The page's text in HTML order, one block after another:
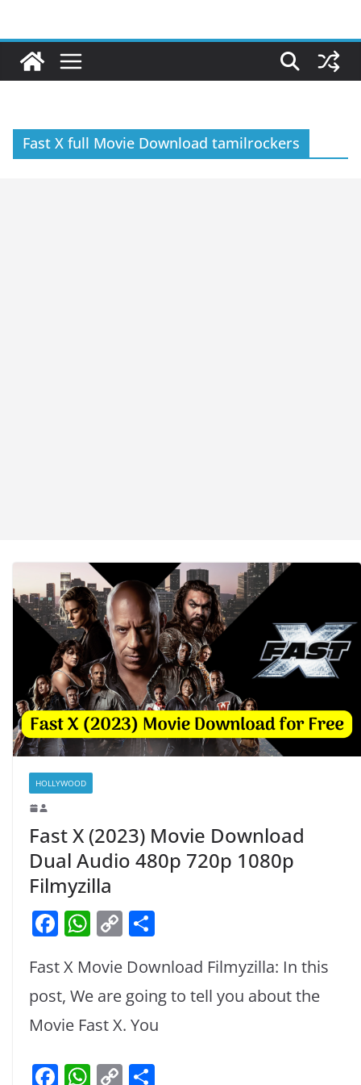
content
Fast X full Movie Download tamilrockers
HOLLYWOOD
Fast X (2023) Movie Download
Dual Audio 480p 720p 1080p
Filmyzilla
F
c
e
b
W
at
s
A
C
p
y
Li
ar
e
Fast X Movie Download Filmyzilla: In this
post, We are going to tell you about the
Movie Fast X. You
F W C